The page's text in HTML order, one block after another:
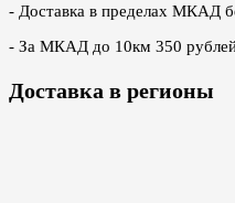
- Доставка в пределах МКАД
- За МКАД до 10км 350
Доставка в регионы